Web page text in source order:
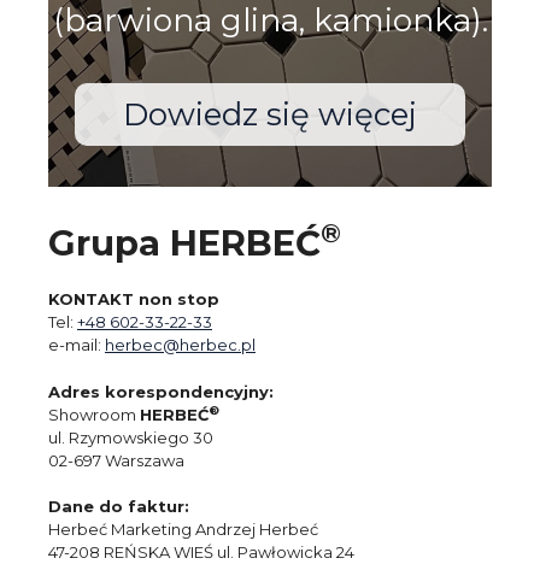
(barwiona glina, kamionka).
Dowiedz się więcej
Grupa HERBEĆ®
KONTAKT non stop
Tel: +48 602-33-22-33
e-mail: herbec@herbec.pl
Adres korespondencyjny:
Showroom HERBEĆ®
ul. Rzymowskiego 30
02-697 Warszawa
Dane do faktur:
Herbeć Marketing Andrzej Herbeć
47-208 REŃSKA WIEŚ ul. Pawłowicka 24